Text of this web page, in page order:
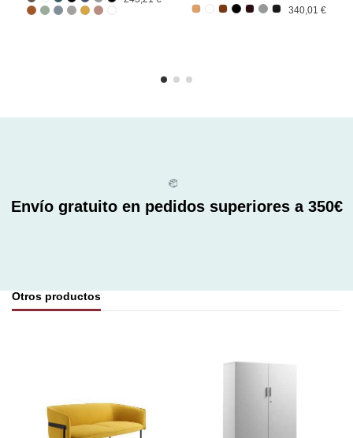
340,01 €
Envío gratuito en pedidos superiores a 350€
Otros productos